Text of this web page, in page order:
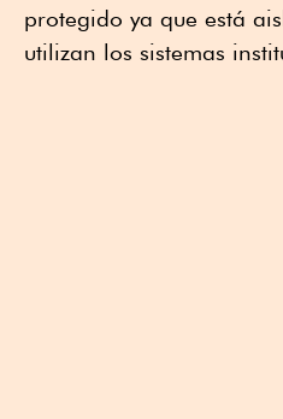
protegido ya que está
utilizan los sistemas